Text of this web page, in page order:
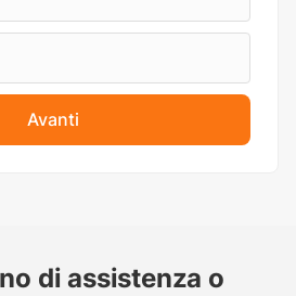
Avanti
di assistenza o